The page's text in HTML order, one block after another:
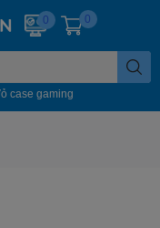
case gaming
0 0